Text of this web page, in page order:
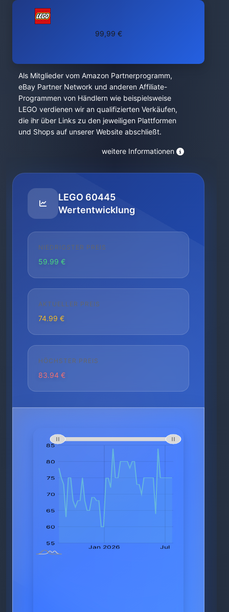
99,99 €
Als Mitglieder vom Amazon Partnerprogramm,
eBay Partner Network und anderen Affiliate-
Programmen von Händlern wie beispielsweise
LEGO verdienen wir an qualifizierten Verkäufen,
die ihr über Links zu den jeweiligen Plattformen
und Shops auf unserer Website abschließt.
weitere Informationen
LEGO 60445
Wertentwicklung
NIEDRIGSTER PREIS
59.99 €
AKTUELLER PREIS
74.99 €
HÖCHSTER PREIS
83.94 €